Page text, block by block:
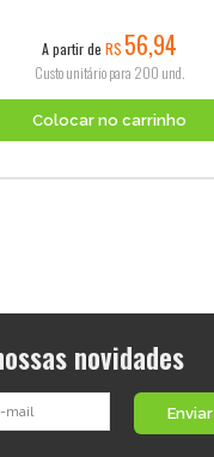
A partir de R$ 56,94
Custo unitário para 200 und.
Colocar no carrinho
novidades
Enviar